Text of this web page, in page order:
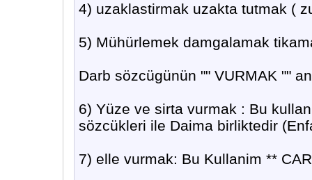
4) uzaklastirmak uzakta tutmak (
5) Mühürlemek damgalamak
Darb sözcügünün "" VURMAK ""
6) Yüze ve sirta vurmak : Bu
sözcükleri ile Daima birliktedir
7) elle vurmak: Bu Kullanim **